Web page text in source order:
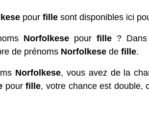
pour fille sont disponibles ici
Norfolkese pour fille ?
de prénoms Norfolkese de fille.
Norfolkese, vous avez de la
pourfille, votre chance est double,